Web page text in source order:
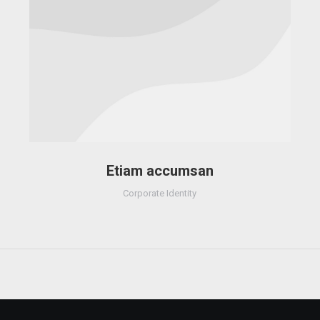
Etiam accumsan
Corporate Identity